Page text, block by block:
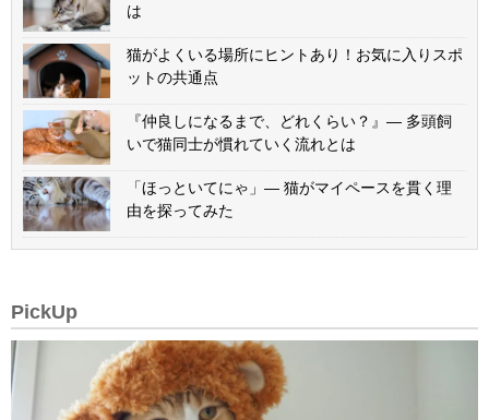
は
猫がよくいる場所にヒントあり！お気に入りスポ
ットの共通点
『仲良しになるまで、どれくらい？』— 多頭飼
いで猫同士が慣れていく流れとは
「ほっといてにゃ」— 猫がマイペースを貫く理
由を探ってみた
PickUp